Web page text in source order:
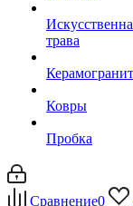
трава
Керамогранит
Ковры
Пробка
Сравнение0